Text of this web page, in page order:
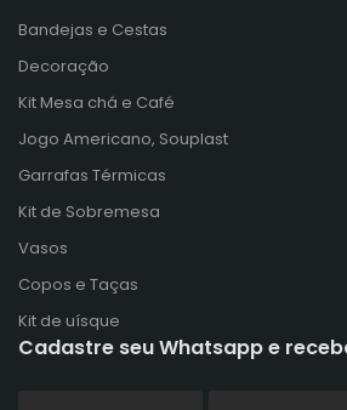
Bandejas e Cestas
Decoração
Kit Mesa chá e Café
Jogo Americano, Souplast
Garrafas Térmicas
Kit de Sobremesa
Vasos
Copos e Taças
Kit de uísque
Cadastre seu Whatsapp e